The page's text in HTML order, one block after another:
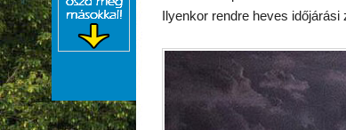
Ilyenkor rendre heves időjárási